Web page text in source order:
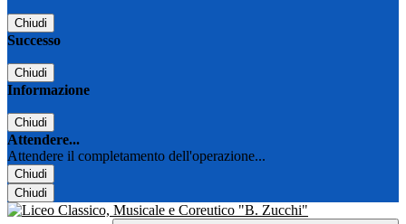
Chiudi
Successo
Chiudi
Informazione
Chiudi
Attendere...
Attendere il completamento dell'operazione...
Chiudi
Chiudi